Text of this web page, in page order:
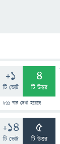
+1
টি ভোট
4
টি উত্তর
811 বার দেখা হয়েছে
+14
টি ভোট
5
টি উত্তর